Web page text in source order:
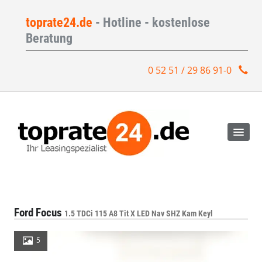
toprate24.de - Hotline - kostenlose
Beratung
0 52 51 / 29 86 91-0
Ford Focus 1.5 TDCi 115 A8 Tit X LED Nav SHZ Kam Keyl
5